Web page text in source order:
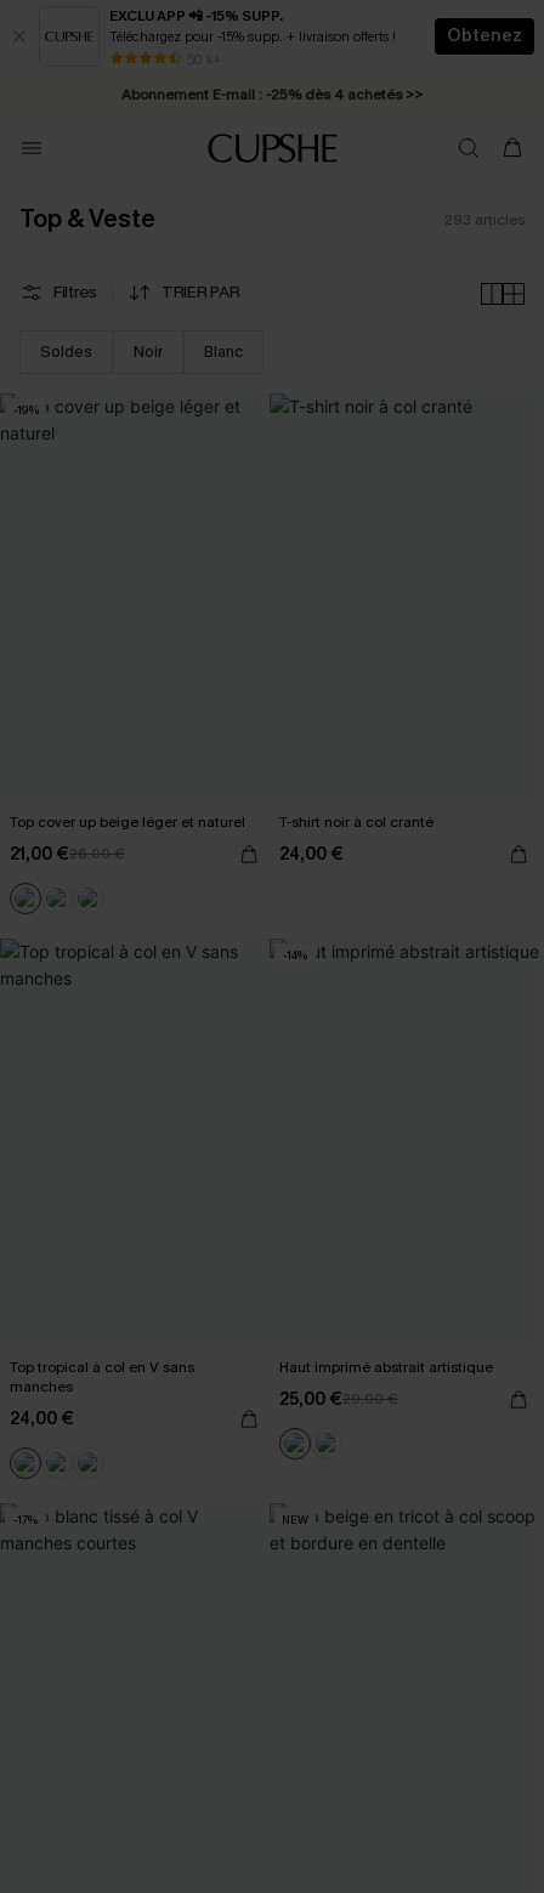
EXCLU APP 📲 -15% SUPP.
Téléchargez pour -15% supp. + livraison offerts !
50 k+
Obtenez
* Livraison éclair 2-3 jours ouvrés >>
Abonnement E-mail : -25% dès 4 achetés >>
Top & Veste 293 articles
Filtres TRIER PAR
Soldes Noir Blanc
-19%
Top cover up beige léger et naturel
21,00 €26,00 €
T-shirt noir à col cranté
24,00 €
Top tropical à col en V sans
manches
24,00 €
-14%
Haut imprimé abstrait artistique
25,00 €29,00 €
-17% NEW